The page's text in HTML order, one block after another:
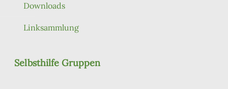
Downloads
Linksammlung
Selbsthilfe Gruppen